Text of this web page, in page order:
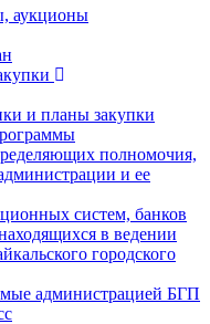
аукционы
и планы закупки
полномочия,
и ее
систем, банков
в ведении
городского
администрацией БГП